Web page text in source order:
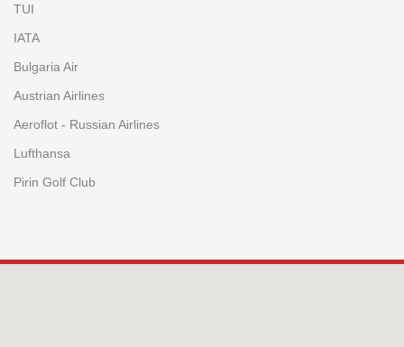
TUI
IATA
Bulgaria Air
Austrian Airlines
Aeroflot - Russian Airlines
Lufthansa
Pirin Golf Club